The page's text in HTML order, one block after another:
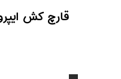
قارچ کش